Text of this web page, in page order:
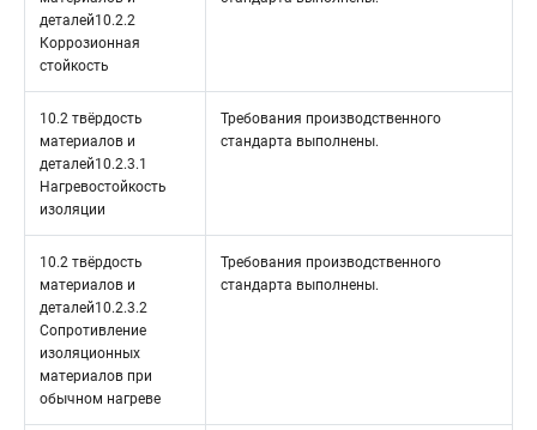
деталей10.2.2
Коррозионная
стойкость
10.2 твёрдость
материалов и
деталей10.2.3.1
Нагревостойкость
изоляции
Требования производственного
стандарта выполнены.
10.2 твёрдость
материалов и
деталей10.2.3.2
Сопротивление
изоляционных
материалов при
обычном нагреве
Требования производственного
стандарта выполнены.